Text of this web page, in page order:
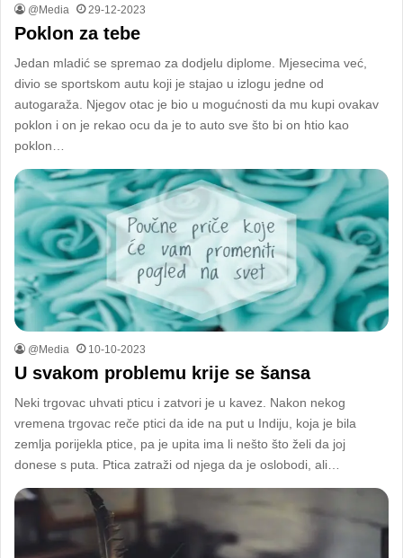
@Media 29-12-2023
Poklon za tebe
Jedan mladić se spremao za dodjelu diplome. Mjesecima već,
divio se sportskom autu koji je stajao u izlogu jedne od
autogaraža. Njegov otac je bio u mogućnosti da mu kupi ovakav
poklon i on je rekao ocu da je to auto sve što bi on htio kao
poklon…
@Media 10-10-2023
U svakom problemu krije se šansa
Neki trgovac uhvati pticu i zatvori je u kavez. Nakon nekog
vremena trgovac reče ptici da ide na put u Indiju, koja je bila
zemlja porijekla ptice, pa je upita ima li nešto što želi da joj
donese s puta. Ptica zatraži od njega da je oslobodi, ali…